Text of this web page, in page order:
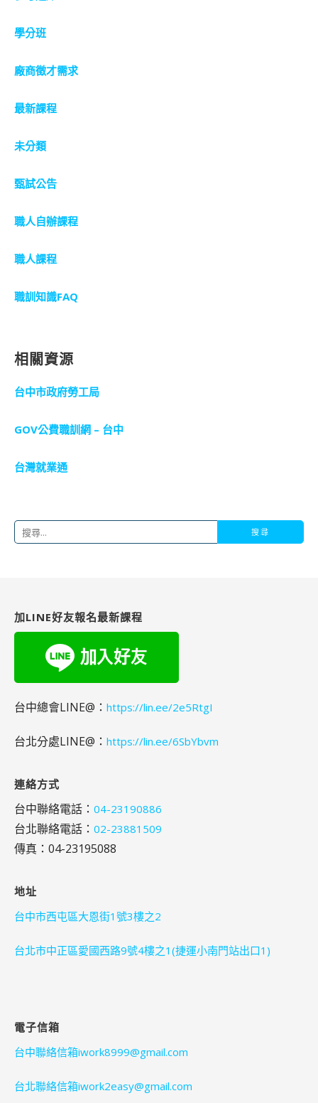
學分班
廠商徵才需求
最新課程
未分類
甄試公告
職人自辦課程
職人課程
職訓知識FAQ
相關資源
台中市政府勞工局
GOV公費職訓網 – 台中
台灣就業通
搜
字:
加LINE好友報名最新課程
台中總會LINE@： https://lin.ee/2e5RtgI
台北分處LINE@： https://lin.ee/6SbYbvm
連絡方式
台中聯絡電話： 04-23190886
台北聯絡電話： 02-23881509
傳真：04-23195088
地址
台中市西屯區大恩街1號3樓之2
台北市中正區愛國西路9號4樓之1(捷運小南門站出口1)
電子信箱
台中聯絡信箱iwork8999@gmail.com
台北聯絡信箱iwork2easy@gmail.com